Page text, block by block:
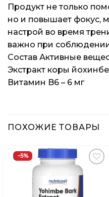
Продукт не только
но и повышает фокус,
настрой во время
важно при
Состав Активные
Экстракт коры йохинбе
Витамин B6 – 6 мг
ПОХОЖИЕ ТОВАРЫ
−5%
Вишлист